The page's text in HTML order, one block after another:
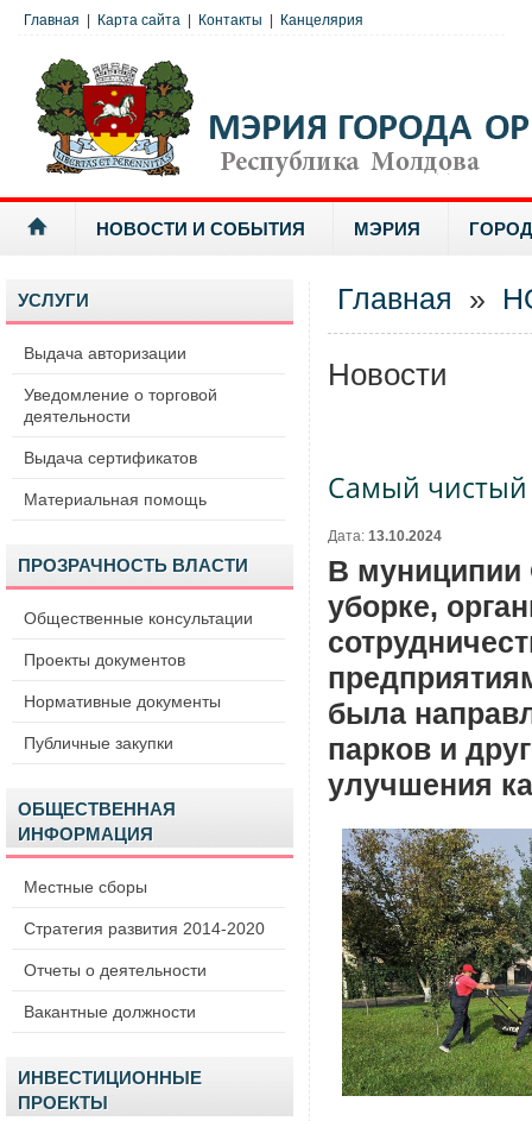
Главная Карта сайта Контакты Канцелярия
НОВОСТИ И СОБЫТИЯ МЭРИЯ
УСЛУГИ
Выдача авторизации
Уведомление о торговой
деятельности
Выдача сертификатов
Материальная помощь
ПРОЗРАЧНОСТЬ ВЛАСТИ
Общественные консультации
Проекты документов
Нормативные документы
Публичные закупки
ОБЩЕСТВЕННАЯ
ИНФОРМАЦИЯ
Местные сборы
Стратегия развития 2014-2020
Отчеты о деятельности
Вакантные должности
ИНВЕСТИЦИОННЫЕ
ПРОЕКТЫ
Главная »
Новости
Самый чистый
Дата: 13.10.2024
В муниципии
уборке,
была
парков и
улучшения